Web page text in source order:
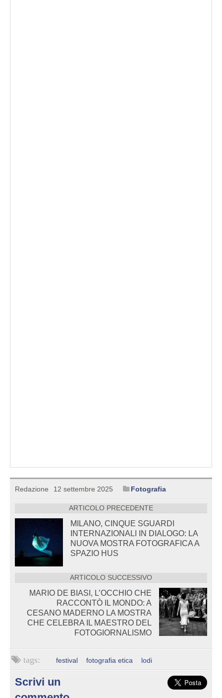
Redazione 12 settembre 2025 Fotografia
ARTICOLO PRECEDENTE
MILANO, CINQUE SGUARDI
INTERNAZIONALI IN DIALOGO: LA
NUOVA MOSTRA FOTOGRAFICA A
SPAZIO HUS
ARTICOLO SUCCESSIVO
MARIO DE BIASI, L’OCCHIO CHE
RACCONTÒ IL MONDO: A
CESANO MADERNO LA MOSTRA
CHE CELEBRA IL MAESTRO DEL
FOTOGIORNALISMO
festival fotografia etica lodi
Scrivi un